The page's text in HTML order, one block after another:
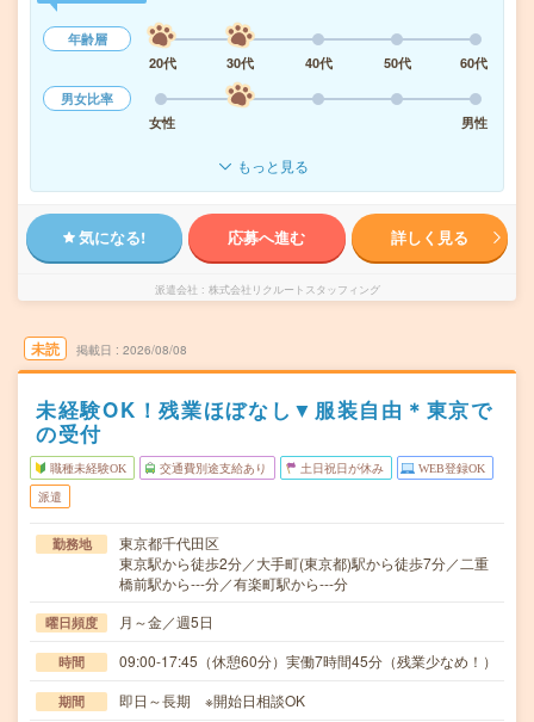
年齢層
20代
30代 40代 50代
60代
男女比率
女性
男性
もっと見る
気になる! 応募へ進む 詳しく見る
派遣会社 株式会社リクルートスタッフィング
未読 掲載日 2026/08/08
未経験OK！残業ほぼなし▼服装自由＊東京で
の受付
職種未経験OK 交通費別途支給あり 土日祝日が休み WEB登録OK
派遣
勤務地
東京都千代田区
東京駅から徒歩2分／大手町(東京都)駅から徒歩7分／二重
橋前駅から---分／有楽町駅から---分
曜日頻度 月～金／週5日
時間 09:00-17:45（休憩60分）実働7時間45分（残業少なめ！）
期間 即日～長期 ※開始日相談OK